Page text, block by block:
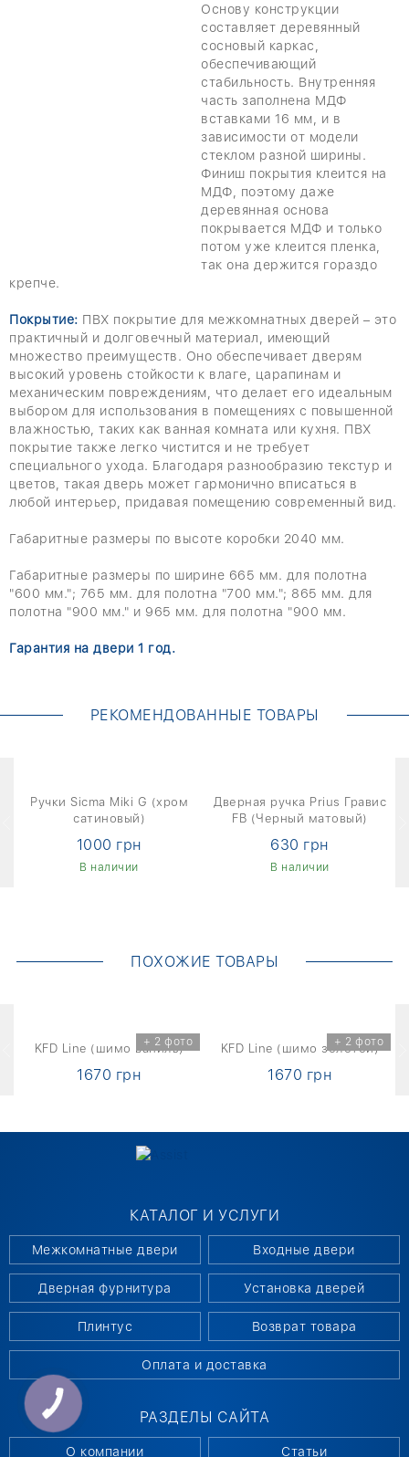
Основу конструкции
составляет деревянный
сосновый каркас,
обеспечивающий
стабильность. Внутренняя
часть заполнена МДФ
вставками 16 мм, и в
зависимости от модели
стеклом разной ширины.
Финиш покрытия клеится на
МДФ, поэтому даже
деревянная основа
покрывается МДФ и только
потом уже клеится пленка,
так она держится гораздо
крепче.
Покрытие: ПВХ покрытие для межкомнатных дверей – это
практичный и долговечный материал, имеющий
множество преимуществ. Оно обеспечивает дверям
высокий уровень стойкости к влаге, царапинам и
механическим повреждениям, что делает его идеальным
выбором для использования в помещениях с повышенной
влажностью, таких как ванная комната или кухня. ПВХ
покрытие также легко чистится и не требует
специального ухода. Благодаря разнообразию текстур и
цветов, такая дверь может гармонично вписаться в
любой интерьер, придавая помещению современный вид.
Габаритные размеры по высоте коробки 2040 мм.
Габаритные размеры по ширине 665 мм. для полотна
"600 мм."; 765 мм. для полотна "700 мм."; 865 мм. для
полотна "900 мм." и 965 мм. для полотна "900 мм.
Гарантия на двери 1 год.
РЕКОМЕНДОВАННЫЕ ТОВАРЫ
Ручки Sicma Miki G (хром
сатиновый)
1000 грн
В наличии
Дверная ручка Prius Гравис
FB (Черный матовый)
630 грн
В наличии
ПОХОЖИЕ ТОВАРЫ
+ 2 фото
KFD Line (шимо ваниль)
1670 грн
+ 2 фото
KFD Line (шимо золотой)
1670 грн
КАТАЛОГ И УСЛУГИ
Межкомнатные двери Входные двери
Дверная фурнитура Установка дверей
Плинтус Возврат товара
Оплата и доставка
РАЗДЕЛЫ САЙТА
О компании Статьи